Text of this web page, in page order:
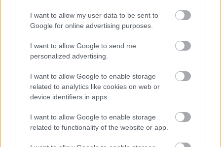
I want to allow my user data to be sent to
Google for online advertising purposes.
I want to allow Google to send me
personalized advertising.
I want to allow Google to enable storage
related to analytics like cookies on web or
device identifiers in apps.
I want to allow Google to enable storage
related to functionality of the website or app.
A kutatási anyagok, elemzések, a keletkezett adatok,
információk közzététele tudomásunk szerint nem
történt meg. Így bajosan lehet azt állítani, hogy a
kérdésről teljes körű, nyilvános szakmai vita folyt
volna. Ezt a megtartott lakossági fórumok sem
helyettesíthették.
Az OAH fontosnak tartotta megjegyezni, hogy„Az új
blokkok biztonságának szavatolása érdekében az
dokumentációjának felülvizsgálatát kérte a NAÜ-
Ez dicséretes, azonban, úgy véljük,semmit nem